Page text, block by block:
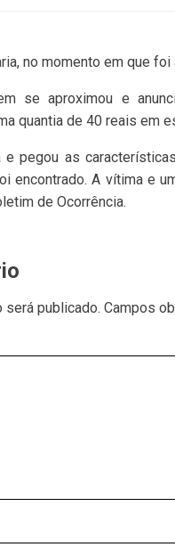
no momento em que foi
se aproximou e
quantia de 40 reais em
pegou as
encontrado. A vítima e
de Ocorrência.
será publicado. Campos